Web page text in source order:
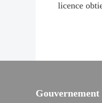
licence
Gouvernement